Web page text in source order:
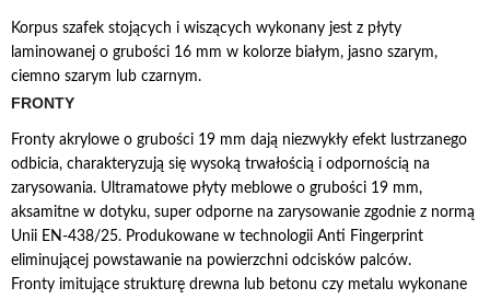
Korpus szafek stojących i wiszących wykonany jest z płyty
laminowanej o grubości 16 mm w kolorze białym, jasno szarym,
ciemno szarym lub czarnym.
FRONTY
Fronty akrylowe o grubości 19 mm dają niezwykły efekt lustrzanego
odbicia, charakteryzują się wysoką trwałością i odpornością na
zarysowania. Ultramatowe płyty meblowe o grubości 19 mm,
aksamitne w dotyku, super odporne na zarysowanie zgodnie z normą
Unii EN-438/25. Produkowane w technologii Anti Fingerprint
eliminującej powstawanie na powierzchni odcisków palców.
Fronty imitujące strukturę drewna lub betonu czy metalu wykonane